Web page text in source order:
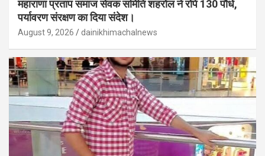
महाराणा प्रताप समाज सेवक समिति शहरोल ने रोपे 130 पौधे,
पर्यावरण संरक्षण का दिया संदेश।
August 9, 2026 dainikhimachalnews